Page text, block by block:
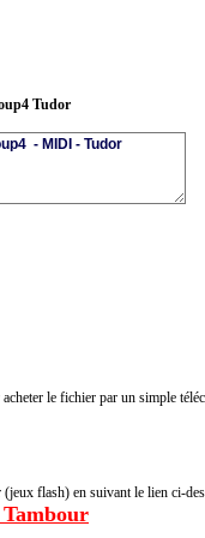
Tudor
le fichier par un simple
flash) en suivant le lien ci-